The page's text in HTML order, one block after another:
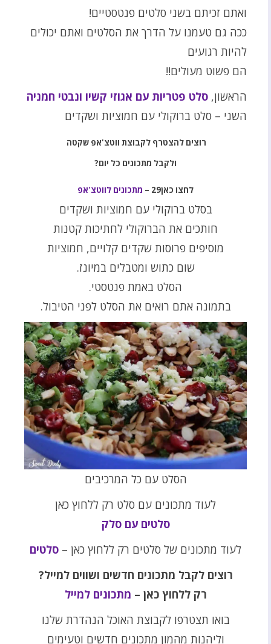
ואתם זכיתם בשני סלטים פנטסטיים!
ככה גם טעמנו על הדרך את הסלטים ואתם יכולים
להיות רגועים
הם פשוט מעולים!!
הראשון, סלט פטריות עם אגוזי קשיו ונבטי חמניה
השני – סלט ברוקולי עם חמוציות ושקדים
רוצים להצטרף לקבוצת ווטצ'אפ שקטה
ולקבל מתכונים כל יום?
לחצו כאן29 – מתכונים לווטצ'אפ
בסלט ברוקולי עם חמוציות ושקדים
חותכים את הברוקולי לחתיכות קטנות
מוסיפים פרוסות שקדים קלויים, חמוציות
שום כתוש ומטבלים במיונז.
הסלט באמת פנטסטי.
בתמונה אתם רואים את הסלט לפני הטיבול.
הסלט עם כל המרכיבים
לעוד מתכונים עם סלט רק ללחוץ כאן
סלטים עם סלק
לעוד מתכונים של סלטים רק ללחוץ כאן – סלטים
רוצים לקבל מתכונים חדשים ושווים למייל?
רק ללחוץ כאן – מתכונים למייל
בואו תצטרפו לקבוצת האוכל הנהדרת שלנו
וליהנות מהמון מתכונים חדשים וטעימים